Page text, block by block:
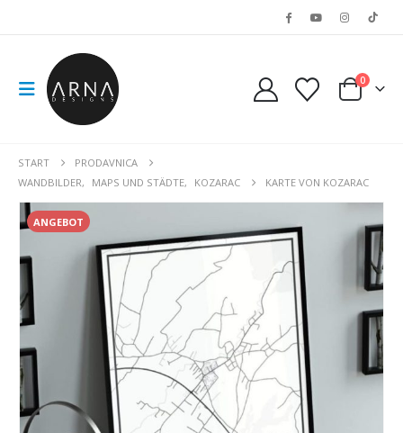
0
START
PRODAVNICA
WANDBILDER, MAPS UND STÄDTE, KOZARAC KARTE VON KOZARAC
ANGEBOT